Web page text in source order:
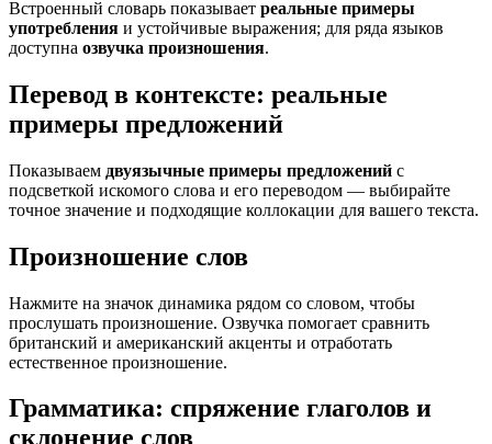
Встроенный словарь показывает реальные примеры
употребления и устойчивые выражения; для ряда языков
доступна озвучка произношения.
Перевод в контексте: реальные
примеры предложений
Показываем двуязычные примеры предложений с
подсветкой искомого слова и его переводом — выбирайте
точное значение и подходящие коллокации для вашего текста.
Произношение слов
Нажмите на значок динамика рядом со словом, чтобы
прослушать произношение. Озвучка помогает сравнить
британский и американский акценты и отработать
естественное произношение.
Грамматика: спряжение глаголов и
склонение слов